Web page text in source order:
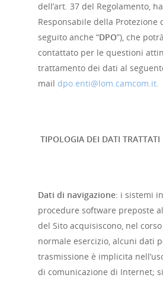
dell’art. 37 del Regolamento,
Responsabile della Protezione
seguito anche “DPO”), che
contattato per le questioni
trattamento dei dati al
mail dpo.enti@lom.camcom.it.
TIPOLOGIA DEI DATI TRATTATI
Dati di navigazione: i sistemi
procedure software preposte
del Sito acquisiscono, nel
normale esercizio, alcuni dati
trasmissione è implicita
di comunicazione di Internet;